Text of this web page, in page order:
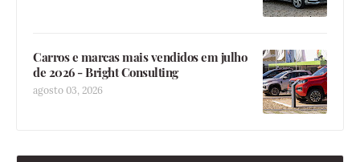
Carros e marcas mais vendidos em julho
de 2026 - Bright Consulting
agosto 03, 2026